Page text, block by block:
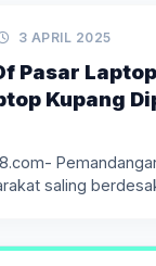
3 APRIL 2025
Pasar
Kupang
saling